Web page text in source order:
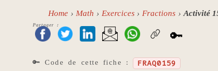
Home Math Exercices Fractions Activité
Partager :
🔑
🔑 Code de cette fiche : FRAQ0159